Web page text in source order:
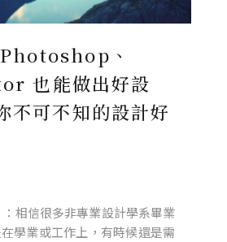
、
也能做出好設
不可不知的設計好
：相信很多非專業設計學系畢業
學業或工作上，有時候還是需